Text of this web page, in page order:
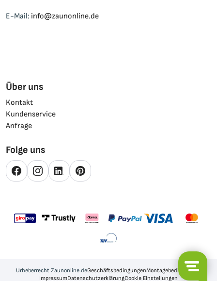
E-Mail: info@zaunonline.de
Über uns
Kontakt
Kundenservice
Anfrage
Folge uns
Urheberrecht Zaunonline.deGeschäftsbedingungenMontagebedingungen
ImpressumDatenschutzerklärungCookie Einstellungen